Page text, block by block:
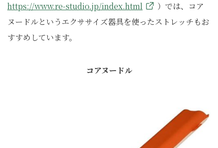
https://www.re-studio.jp/index.html
）では、コア
ヌードルというエクササイズ器具を使ったストレッチもお
すすめしています。
コアヌードル